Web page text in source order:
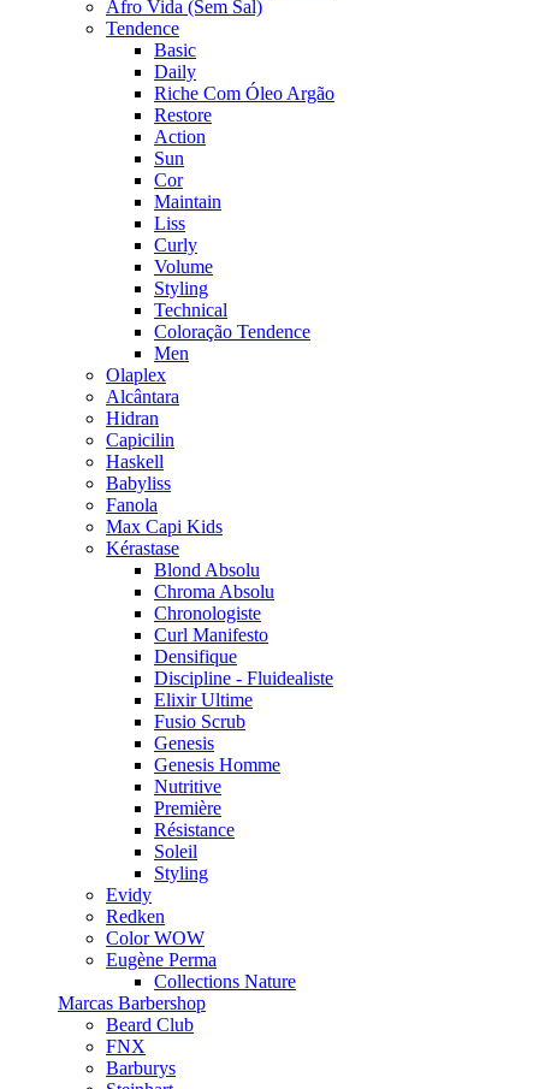
Afro Vida (Sem Sal)
Tendence
Basic
Daily
Riche Com Óleo Argão
Restore
Action
Sun
Cor
Maintain
Liss
Curly
Volume
Styling
Technical
Coloração Tendence
Men
Olaplex
Alcântara
Hidran
Capicilin
Haskell
Babyliss
Fanola
Max Capi Kids
Kérastase
Blond Absolu
Chroma Absolu
Chronologiste
Curl Manifesto
Densifique
Discipline - Fluidealiste
Elixir Ultime
Fusio Scrub
Genesis
Genesis Homme
Nutritive
Première
Résistance
Soleil
Styling
Evidy
Redken
Color WOW
Eugène Perma
Collections Nature
Marcas Barbershop
Beard Club
FNX
Barburys